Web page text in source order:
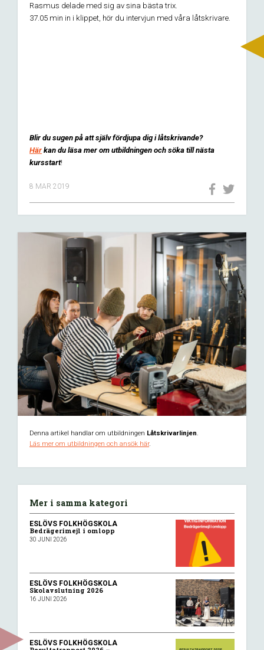
Rasmus delade med sig av sina bästa trix.
37.05 min in i klippet, hör du intervjun med våra låtskrivare.
Blir du sugen på att själv fördjupa dig i låtskrivande?
Här kan du läsa mer om utbildningen och söka till nästa
kursstart!
8 MAR 2019
Denna artikel handlar om utbildningen Låtskrivarlinjen
Läs mer om utbildningen och ansök här.
Mer i samma kategori
ESLÖVS FOLKHÖGSKOLA
Bedrägerimejl i omlopp
30 JUNI 2026
ESLÖVS FOLKHÖGSKOLA
Skolavslutning 2026
16 JUNI 2026
ESLÖVS FOLKHÖGSKOLA